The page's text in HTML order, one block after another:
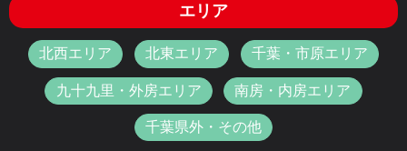
エリア
北西エリア 北東エリア 千葉・市原エリア
九十九里・外房エリア 南房・内房エリア
千葉県外・その他